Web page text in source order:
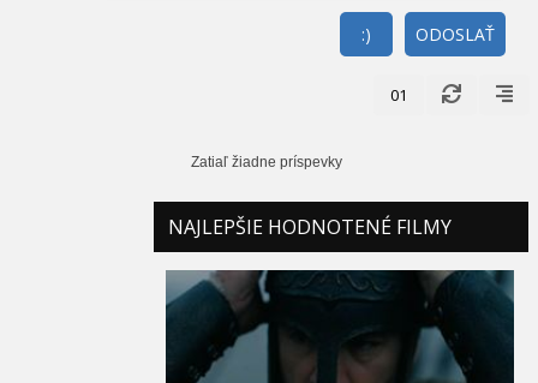
ODOSLAŤ
:)
01
Zatiaľ žiadne príspevky
NAJLEPŠIE HODNOTENÉ FILMY